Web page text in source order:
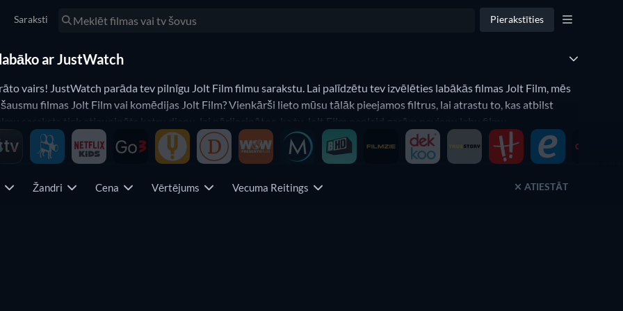
Saraksti Pierakstīties
ar JustWatch
vairs! JustWatch parāda tev pilnīgu Jolt Film filmu sarakstu. Lai palīdzētu tev izvēlēties labākās filmas Jolt Film, mēs
filmas Jolt Film vai komēdijas Jolt Film? Vienkārši lieto mūsu tālāk pieejamos filtrus, lai atrastu to, kas atbilst
saraksts tiek atjaunināts katru dienu, lai pārliecinātos, ka tu Jolt Film neplaid garām nevienu labu filmu.
Žandri Cena Vērtējums Vecuma Reitings ATIESTĀT